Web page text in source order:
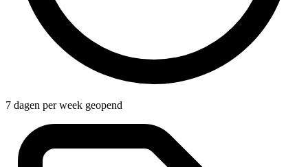
7 dagen per week geopend